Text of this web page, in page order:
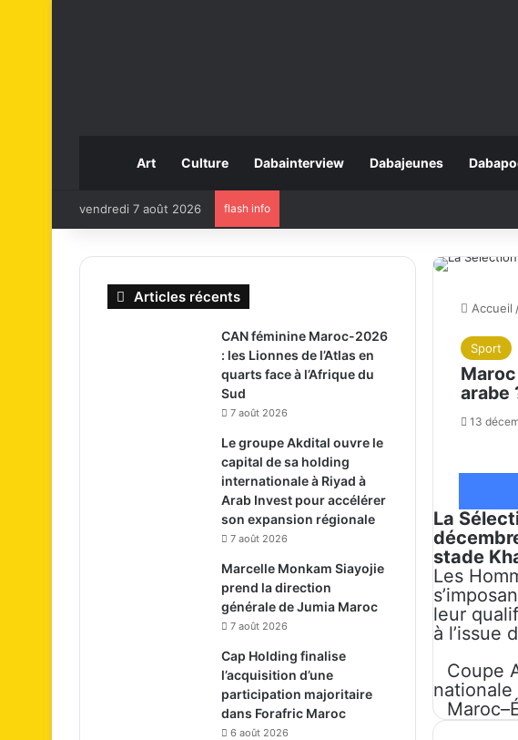
Art Culture Dabainterview Dabajeunes
vendredi 7 août 2026 flash info
Accueil
Sport
arabe
13
La
stade
Les
leur
à l’issue
Coupe
nationale
Articles récents
CAN féminine Maroc-2026
: les Lionnes de l’Atlas en
quarts face à l’Afrique du
Sud
7 août 2026
Le groupe Akdital ouvre le
capital de sa holding
internationale à Riyad à
Arab Invest pour accélérer
son expansion régionale
7 août 2026
Marcelle Monkam Siayojie
prend la direction
générale de Jumia Maroc
7 août 2026
Cap Holding finalise
l’acquisition d’une
participation majoritaire
dans Forafric Maroc
6 août 2026